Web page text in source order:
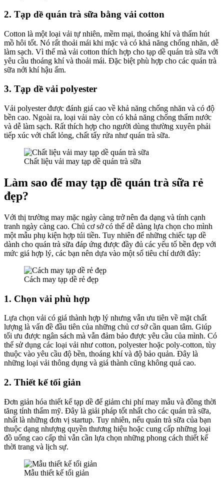
2. Tạp dề quán trà sữa bằng vải cotton
Cotton là một loại vải tự nhiên, mềm mại, thoáng khí và thấm hút
mồ hôi tốt. Nó rất thoải mái khi mặc và có khả năng chống nhăn, dễ
làm sạch. Vì thế mà vải cotton thích hợp cho tạp dề quán trà sữa với
yêu cầu thoáng khí và thoải mái. Đặc biệt phù hợp cho các quán trà
sữa nới khí hậu ấm.
3. Tạp dề vải polyester
Vải polyester được đánh giá cao về khả năng chống nhăn và có độ
bền cao. Ngoài ra, loại vải này còn có khả năng chống thấm nước
và dễ làm sạch. Rất thích hợp cho người dùng thường xuyên phải
tiếp xúc với chất lỏng, chất tẩy rửa như quán trà sữa.
Chất liệu vải may tạp dề quán trà sữa
Làm sao để may tạp dề quán trà sữa rẻ
đẹp?
Với thị trường may mặc ngày càng trở nên đa dạng và tính cạnh
tranh ngày càng cao. Chủ cơ sở có thể dễ dàng lựa chọn cho mình
một mẫu phụ kiện hợp túi tiền. Tuy nhiên để những chiếc tạp dề
dành cho quán trà sữa đáp ứng được đầy đủ các yếu tố bền đẹp với
mức giá hợp lý, các bạn nên dựa vào một số tiêu chí dưới đây:
Cách may tạp dề rẻ đẹp
1. Chọn vải phù hợp
Lựa chọn vải có giá thành hợp lý nhưng vẫn ưu tiên về mặt chất
lượng là vấn đề đầu tiên của những chủ cơ sở cần quan tâm. Giúp
tối ưu được ngân sách mà vẫn đảm bảo được yêu cầu của mình. Có
thể sử dụng các loại vải như cotton, polyester hoặc poly-cotton, tùy
thuộc vào yêu cầu độ bền, thoáng khí và độ bảo quản. Đây là
những loại vải thông dụng và giá thành cũng không quá cao.
2. Thiết kế tối giản
Đơn giản hóa thiết kế tạp dề để giảm chi phí may mẫu và đồng thời
tăng tính thẩm mỹ. Đây là giải pháp tốt nhất cho các quán trà sữa,
nhất là những đơn vị startup. Tuy nhiên, nếu quán trà sữa của bạn
thuộc dạng nhượng quyền thương hiệu hoặc cung cấp những loại
đồ uống cao cấp thì vẫn cần lựa chọn những phong cách thiết kế
thời trang và lịch sự.
Mẫu thiết kế tối giản